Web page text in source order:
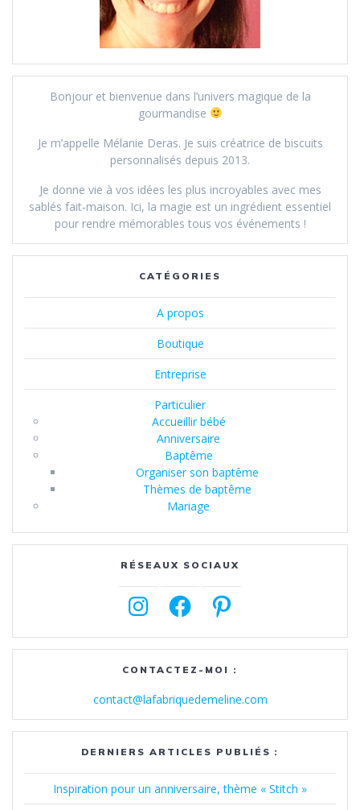
Bonjour et bienvenue dans l’univers magique de la
gourmandise
Je m’appelle Mélanie Deras. Je suis créatrice de biscuits
personnalisés depuis 2013.
Je donne vie à vos idées les plus incroyables avec mes
sablés fait-maison. Ici, la magie est un ingrédient essentiel
pour rendre mémorables tous vos événements !
CATÉGORIES
A propos
Boutique
Entreprise
Particulier
Accueillir bébé
Anniversaire
Baptême
Organiser son baptême
Thèmes de baptême
Mariage
RÉSEAUX SOCIAUX
InstagramFacebookPinterest
CONTACTEZ-MOI :
contact@lafabriquedemeline.com
DERNIERS ARTICLES PUBLIÉS :
Inspiration pour un anniversaire, thème « Stitch »